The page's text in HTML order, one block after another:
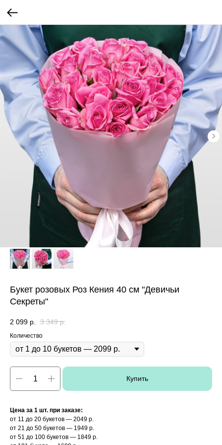
Букет розовых Роз Кения 40 см "Девичьи
Секреты"
2 099 р. 3 349 р.
Количество
Купить
Цена за 1 шт. при заказе:
от 11 до 20 букетов — 2049 р.
от 21 до 50 букетов — 1949 р.
от 51 до 100 букетов — 1849 р.